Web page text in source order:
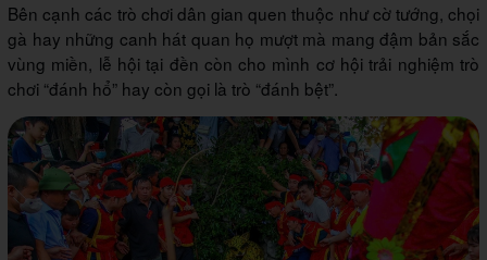
Bên cạnh các trò chơi dân gian quen thuộc như cờ tướng, chọi
gà hay những canh hát quan họ mượt mà mang đậm bản sắc
vùng miền, lễ hội tại đền còn cho mình cơ hội trải nghiệm trò
chơi “đánh hổ” hay còn gọi là trò “đánh bệt”.